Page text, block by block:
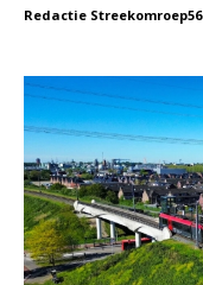
Redactie Streekomroep56